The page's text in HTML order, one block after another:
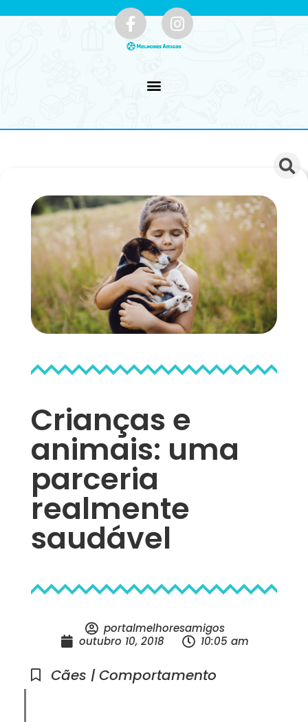
Crianças e
animais: uma
parceria
realmente
saudável
portalmelhoresamigos
outubro 10, 2018
10:05 am
Cães | Comportamento